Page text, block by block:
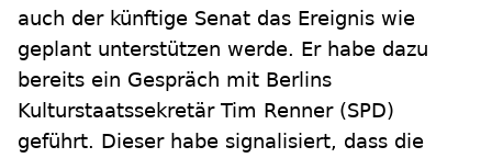
auch der künftige Senat das Ereignis wie
geplant unterstützen werde. Er habe dazu
bereits ein Gespräch mit Berlins
Kulturstaatssekretär Tim Renner (SPD)
geführt. Dieser habe signalisiert, dass die